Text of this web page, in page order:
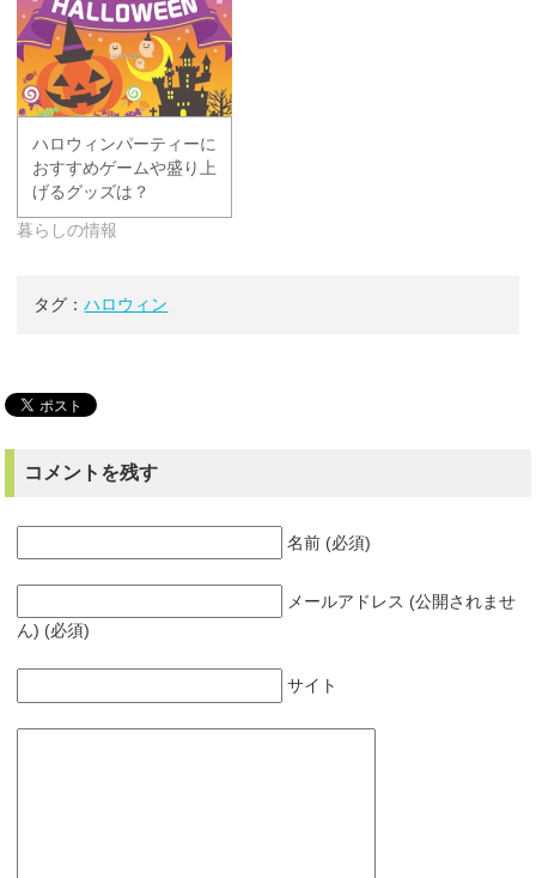
ハロウィンパーティーに
おすすめゲームや盛り上
げるグッズは？
暮らしの情報
タグ：ハロウィン
コメントを残す
名前 (必須)
メールアドレス (公開されませ
ん) (必須)
サイト